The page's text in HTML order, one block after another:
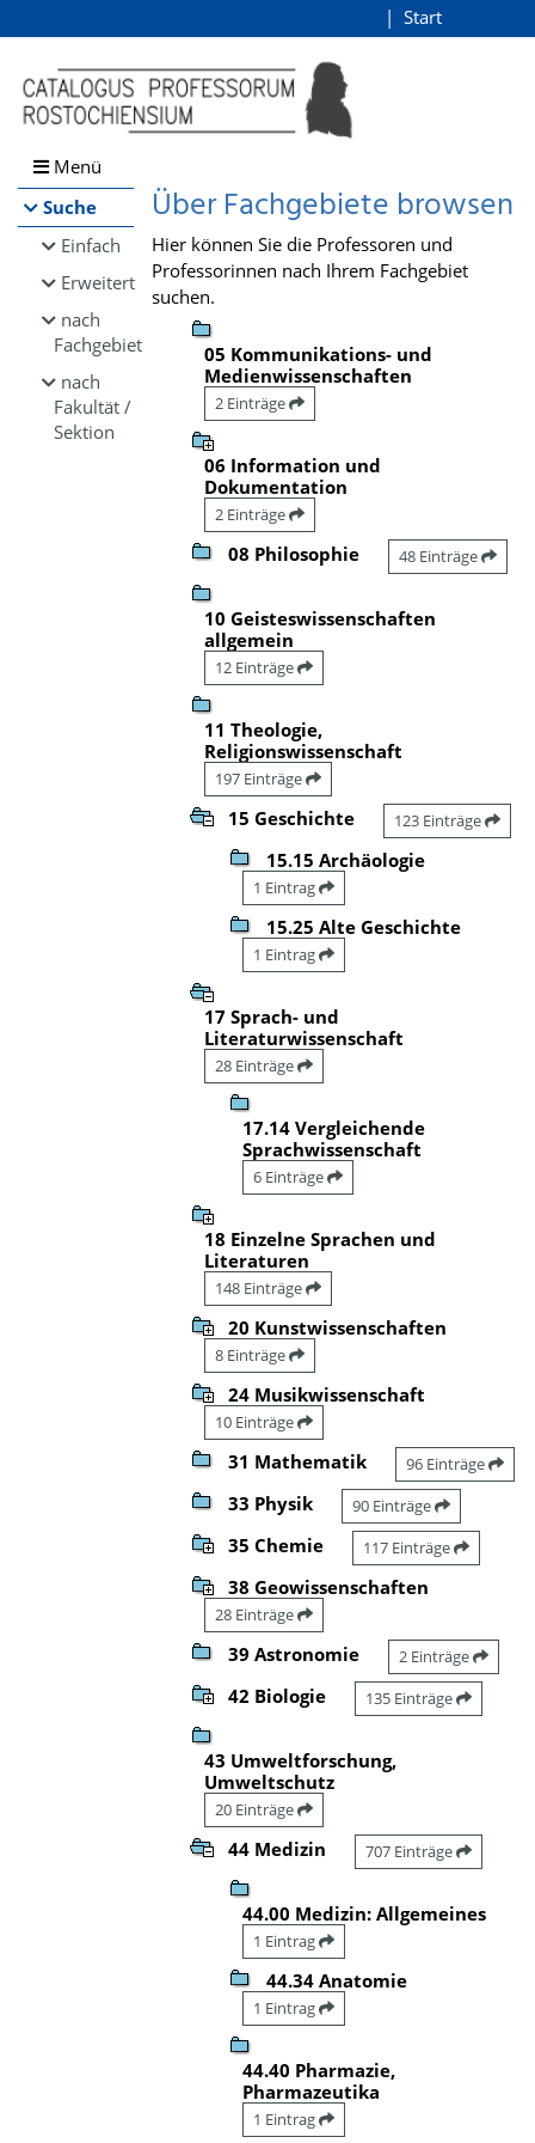
Browsen
direkt zum Inhalt
Start
Menü
Suche
Einfach
Erweitert
nach
Fachgebiet
nach
Fakultät /
Sektion
Über Fachgebiete browsen
Hier können Sie die Professoren und
Professorinnen nach Ihrem Fachgebiet
suchen.
05 Kommunikations- und
Medienwissenschaften
2 Einträge
06 Information und
Dokumentation
2 Einträge
08 Philosophie 48 Einträge
10 Geisteswissenschaften
allgemein
12 Einträge
11 Theologie,
Religionswissenschaft
197 Einträge
15 Geschichte 123 Einträge
15.15 Archäologie
1 Eintrag
15.25 Alte Geschichte
1 Eintrag
17 Sprach- und
Literaturwissenschaft
28 Einträge
17.14 Vergleichende
Sprachwissenschaft
6 Einträge
18 Einzelne Sprachen und
Literaturen
148 Einträge
20 Kunstwissenschaften
8 Einträge
24 Musikwissenschaft
10 Einträge
31 Mathematik 96 Einträge
33 Physik 90 Einträge
35 Chemie 117 Einträge
38 Geowissenschaften
28 Einträge
39 Astronomie 2 Einträge
42 Biologie 135 Einträge
43 Umweltforschung,
Umweltschutz
20 Einträge
44 Medizin 707 Einträge
44.00 Medizin: Allgemeines
1 Eintrag
44.34 Anatomie
1 Eintrag
44.40 Pharmazie,
Pharmazeutika
1 Eintrag